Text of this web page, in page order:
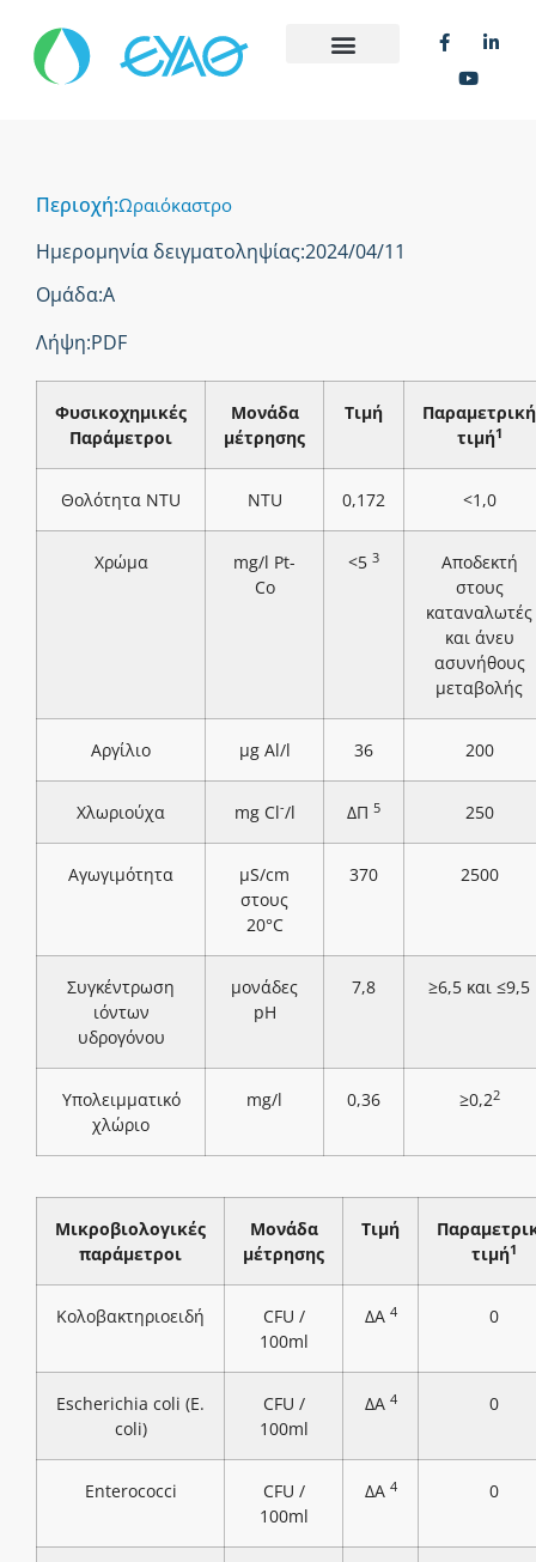
Περιοχή:Ωραιόκαστρο
Ημερομηνία δειγματοληψίας:2024/04/11
Ομάδα:Α
Λήψη:PDF
Φυσικοχημικές
Παράμετροι
Μονάδα
μέτρησης
Τιμή
Παραμετρική
τιμή1
Θολότητα NTU NTU 0,172 <1,0
Χρώμα
mg/l Pt-
Co
<5 3
Αποδεκτή
στους
καταναλωτές
και άνευ
ασυνήθους
μεταβολής
Αργίλιο μg Al/l 36 200
Χλωριούχα mg Cl-/l ΔΠ 5 250
Αγωγιμότητα
μS/cm
στους
20°C
370 2500
Συγκέντρωση
ιόντων
υδρογόνου
μονάδες
pH
7,8 ≥6,5 και ≤9,5
Υπολειμματικό
χλώριο
mg/l 0,36 ≥0,22
Μικροβιολογικές
παράμετροι
Μονάδα
μέτρησης
Τιμή
τιμή1
Κολοβακτηριοειδή
CFU /
100ml
ΔΑ 4 0
Escherichia coli (E.
coli)
CFU /
100ml
ΔΑ 4 0
Enterococci
CFU /
100ml
ΔΑ 4 0